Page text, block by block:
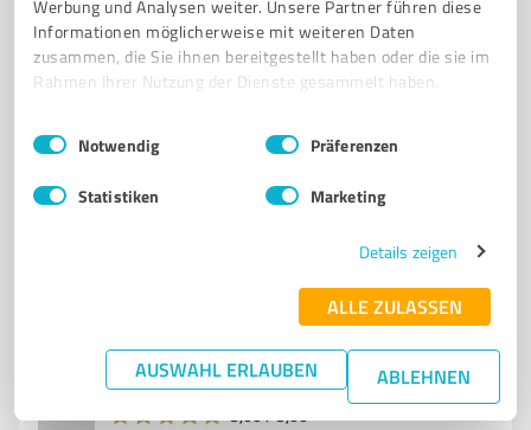
Werbung und Analysen weiter. Unsere Partner führen diese
Informationen möglicherweise mit weiteren Daten
zusammen, die Sie ihnen bereitgestellt haben oder die sie im
Rahmen Ihrer Nutzung der Dienste gesammelt haben.
Impressum Datenschutzbestimmungen
Einwilligungsauswahl
Notwendig Präferenzen
Statistiken Marketing
Details zeigen
ALLE ZULASSEN
AUSWAHL ERLAUBEN ABLEHNEN
6 Architektur
Falkenstein Projektmanagement GmbH
Falkenstein Projektmanagement -
PLANUNG INGENIEURE NACHHALTIGKEIT TIERSCHUTZ
AULENDORF
Hauptstraße 53, 88326 Aulendorf
Tel. 07525 92200 info@falkenstein.de falkenstein.de/